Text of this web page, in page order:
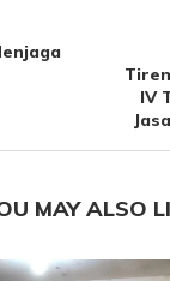
IV
MAY ALSO